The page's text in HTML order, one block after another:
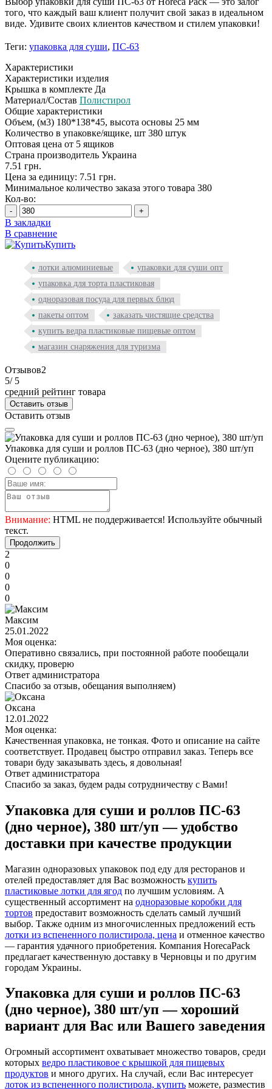
того, что каждый ваш клиент получит свой заказ в идеальном
виде. Удивите своих клиентов качеством и стилем упаковки!
Теги: упаковка для суши, ПС-63
Характеристики
Характеристики изделия
Крышка в комплекте Да
Материал/Состав Полистирол
Общие характеристики
Объем, (м3) 180*138*45, высота основы 25 мм
Количество в упаковке/ящике, шт 380 штук
Оптовая цена от 5 ящиков
Страна производитель Украина
7.51 грн.
Цена за единицу: 7.51 грн.
Минимальное количество заказа этого товара 380
Кол-во:
- +
В закладки
В сравнение
Купить
лотки алюминиевые
упаковки для суши опт
упаковка для торта пластиковая
одноразовая посуда для первых блюд
пакеты оптом
заказать чистящие средства
купить ведра пластиковые пищевые оптом
магазин снаряжения для туризма
Отзывов2
5/ 5
средний рейтинг товара
Оставить отзыв
Оставить отзыв
Упаковка для суши и роллов ПС-63 (дно черное), 380 шт/уп
Оцените публикацию:
Внимание: HTML не поддерживается! Используйте обычный
текст.
Продолжить
2
0
0
0
0
Максим
25.01.2022
Моя оценка:
Оперативно связались, при постоянной работе пообещали
скидку, проверю
Ответ администратора
Спасибо за отзыв, обещания выполняем)
Оксана
12.01.2022
Моя оценка:
Качественная упаковка, не тонкая. Фото и описание на сайте
соответствует. Продавец быстро отправил заказ. Теперь все
товари буду заказывать здесь, я довольная!
Ответ администратора
Спасибо за заказ, будем рады сотрудничеству с Вами!
Упаковка для суши и роллов ПС-63
(дно черное), 380 шт/уп — удобство
доставки при качестве продукции
Магазин одноразовых упаковок под еду для ресторанов и
отелей предоставляет для Вас возможность купить
пластиковые лотки для ягод по лучшим условиям. А
существенный ассортимент на одноразовые коробки для
тортов предоставит возможность сделать самый лучший
выбор. Также одним из многочисленных предложений есть
лотки из вспененного полистирола, цена и отменное качество
— гарантия удачного приобретения. Компания HorecaPack
предлагает качественную доставку в Черновцы и по другим
городам Украины.
Упаковка для суши и роллов ПС-63
(дно черное), 380 шт/уп — хороший
вариант для Вас или Вашего заведения
Огромный ассортимент охватывает множество товаров, среди
которых ведро пластиковое с крышкой для пищевых
продуктов и много других. На случай, если Вас интересует
лоток из вспененного полистирола, купить можете, разместив